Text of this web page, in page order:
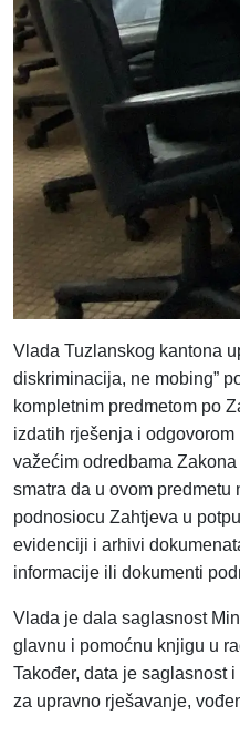
Vlada Tuzlanskog kantona
diskriminacija, ne mobing”
kompletnim predmetom po
izdatih rješenja i
važećim odredbama
smatra da u ovom
podnosiocu Zahtjeva u
evidenciji i arhivi
informacije ili dokumenti
Vlada je dala saglasnost
glavnu i pomoćnu knjigu u
Također, data je saglasnost
za upravno rješavanje,